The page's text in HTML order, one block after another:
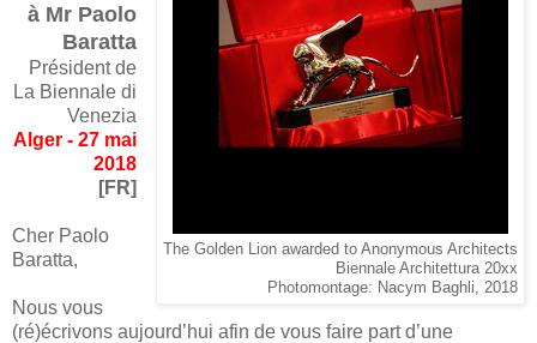
The Golden Lion awarded to Anonymous Architects
Biennale Architettura 20xx
Photomontage: Nacym Baghli, 2018
à Mr Paolo
Baratta
Président de
La Biennale di
Venezia
Alger - 27 mai
2018
[FR]
Cher Paolo
Baratta,
Nous vous
(ré)écrivons aujourd’hui afin de vous faire part d’une